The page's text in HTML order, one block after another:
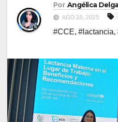
Por Angélica
AGO 28, 2025
#CCE, #lactancia,